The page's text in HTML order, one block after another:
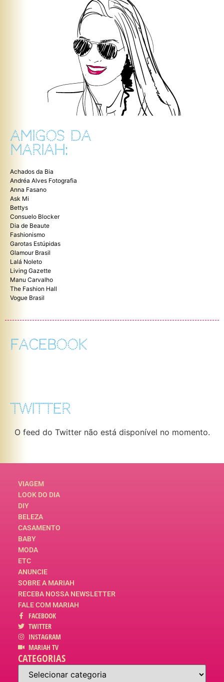
AMIGOS DA
MARIAH:
Achados da Bia
Andréa Alves Fotografia
Anna Fasano
Ask Mi
Bettys
Consuelo Blocker
Dia de Beaute
Fashionismo
Garotas Estúpidas
Glamour Brasil
Lalá Noleto
Living Gazette
Manu Carvalho
The Fashion Hall
Vogue Brasil
FACEBOOK
TWITTER
O feed do Twitter não está disponível no momento.
VIAGEM
LOOK DO DIA
DIY
BELEZA
CASAMENTO
BABY
MODA
ETC
ANUNCIE
SOBRE A MARIAH
RECEBA NOSSA NEWSLETTER
FALE COM MARIAH
FACEBOOK
TWITTER
INSTAGRAM
MARIAH TV
CATEGORIAS